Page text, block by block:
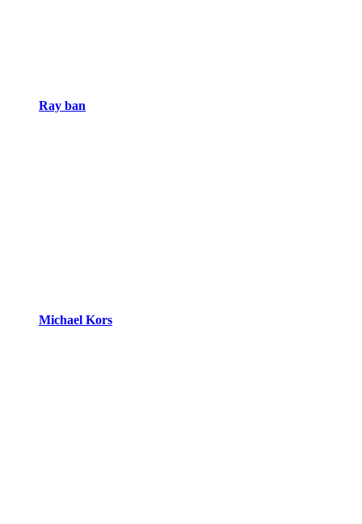
Ray ban
Michael Kors